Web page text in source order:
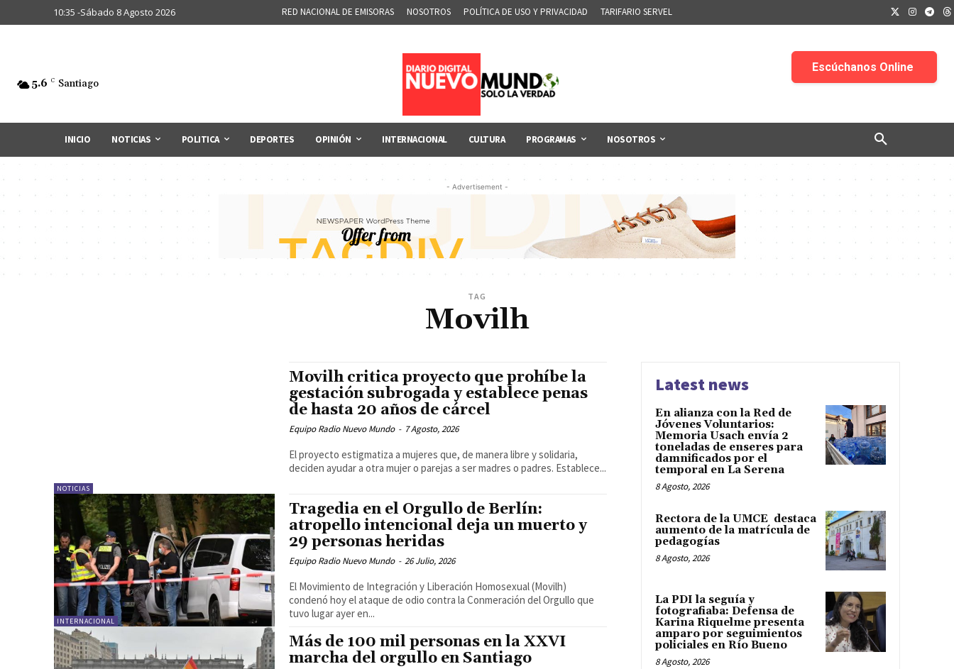
10:35 -Sábado 8 Agosto 2026 RED NACIONAL DE EMISORAS NOSOTROS POLÍTICA DE USO Y PRIVACIDAD TARIFARIO SERVEL
5.6 C Santiago
INICIO NOTICIAS POLITICA DEPORTES OPINIÓN INTERNACIONAL CULTURA PROGRAMAS NOSOTROS
- Advertisement -
TAG
Movilh
NOTICIAS
Movilh critica proyecto que prohíbe la
gestación subrogada y establece penas
de hasta 20 años de cárcel
Equipo Radio Nuevo Mundo - 7 Agosto, 2026
El proyecto estigmatiza a mujeres que, de manera libre y solidaria,
deciden ayudar a otra mujer o parejas a ser madres o padres. Establece...
INTERNACIONAL
Tragedia en el Orgullo de Berlín:
atropello intencional deja un muerto y
29 personas heridas
Equipo Radio Nuevo Mundo - 26 Julio, 2026
El Movimiento de Integración y Liberación Homosexual (Movilh)
condenó hoy el ataque de odio contra la Conmeración del Orgullo que
tuvo lugar ayer en...
Más de 100 mil personas en la XXVI
marcha del orgullo en Santiago
Latest news
En alianza con la Red de
Jóvenes Voluntarios:
Memoria Usach envía 2
toneladas de enseres para
damnificados por el
temporal en La Serena
8 Agosto, 2026
Rectora de la UMCE destaca
aumento de la matrícula de
pedagogías
8 Agosto, 2026
La PDI la seguía y
fotografiaba: Defensa de
Karina Riquelme presenta
amparo por seguimientos
policiales en Río Bueno
8 Agosto, 2026